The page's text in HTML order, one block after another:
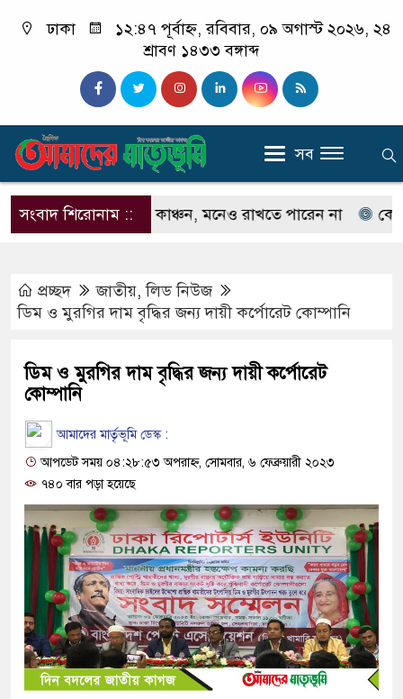
ঢাকা
১২:৪৭ পূর্বাহ্ন, রবিবার, ০৯ অগাস্ট ২০২৬, ২৪
শ্রাবণ ১৪৩৩ বঙ্গাব্দ
সব
সংবাদ শিরোনাম ::
না ইলিয়াস কাঞ্চন, মনেও রাখতে পারেন না কেউ যদি
প্রচ্ছদ জাতীয়,লিড নিউজ
ডিম ও মুরগির দাম বৃদ্ধির জন্য দায়ী কর্পোরেট কোম্পানি
ডিম ও মুরগির দাম বৃদ্ধির জন্য দায়ী কর্পোরেট
কোম্পানি
আমাদের মার্তৃভূমি ডেস্ক :
আপডেট সময় ০৪:২৮:৫৩ অপরাহ্ন, সোমবার, ৬ ফেব্রুয়ারী ২০২৩
৭৪০ বার পড়া হয়েছে